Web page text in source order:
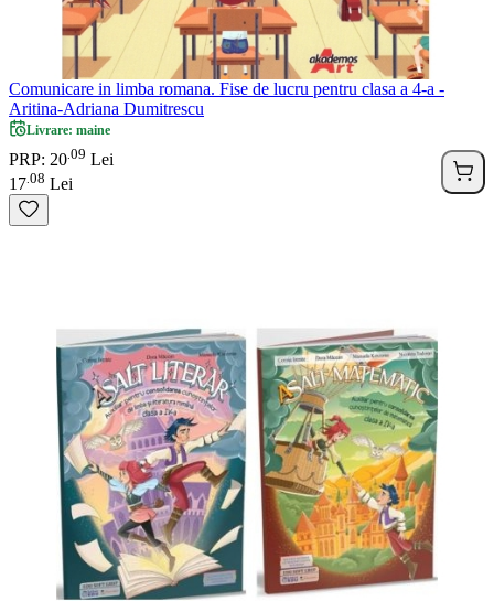
Comunicare in limba romana. Fise de lucru pentru clasa a 4-a -
Aritina-Adriana Dumitrescu
Livrare: maine
PRP: 20 09 Lei
17 08 Lei